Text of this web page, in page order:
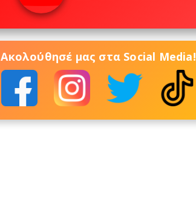
Ακολούθησέ μας στα Social Media!